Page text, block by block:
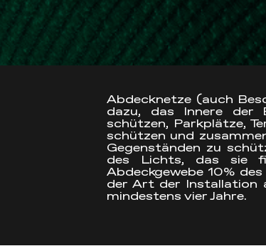
Abdecknetze (auch
dazu, das Innere der
schützen, Parkplätze,
schützen und
Gegenständen zu
des Lichts, das sie
Abdeckgewebe 10%
der Art der Installation
mindestens vier Jahre.